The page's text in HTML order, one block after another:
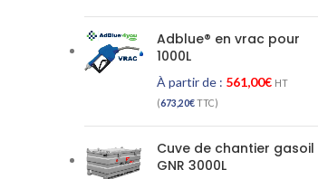
Adblue® en vrac pour
1000L
À partir de : 561,00€ HT
(673,20€TTC)
Cuve de chantier gasoil
GNR 3000L